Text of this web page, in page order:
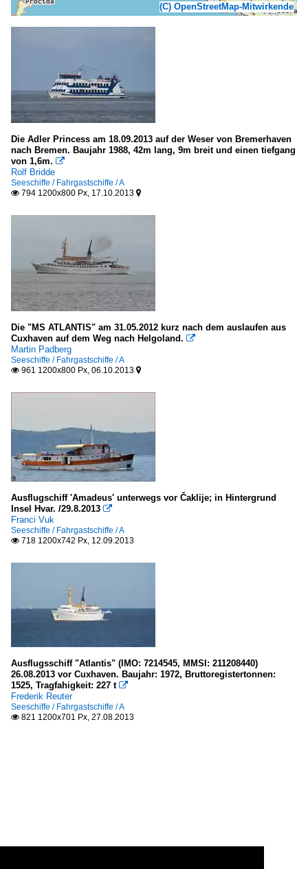
(C) OpenStreetMap-Mitwirkende
Die Adler Princess am 18.09.2013 auf der Weser von Bremerhaven
nach Bremen. Baujahr 1988, 42m lang, 9m breit und einen tiefgang
von 1,6m. 
Rolf Bridde
Seeschiffe / Fahrgastschiffe / A
 794 1200x800 Px, 17.10.2013 
Die "MS ATLANTIS" am 31.05.2012 kurz nach dem auslaufen aus
Cuxhaven auf dem Weg nach Helgoland. 
Martin Padberg
Seeschiffe / Fahrgastschiffe / A
 961 1200x800 Px, 06.10.2013 
Ausflugschiff 'Amadeus' unterwegs vor Čaklije; in Hintergrund
Insel Hvar. /29.8.2013 
Franci Vuk
Seeschiffe / Fahrgastschiffe / A
 718 1200x742 Px, 12.09.2013
Ausflugsschiff "Atlantis" (IMO: 7214545, MMSI: 211208440)
26.08.2013 vor Cuxhaven. Baujahr: 1972, Bruttoregistertonnen:
1525, Tragfahigkeit: 227 t 
Frederik Reuter
Seeschiffe / Fahrgastschiffe / A
 821 1200x701 Px, 27.08.2013